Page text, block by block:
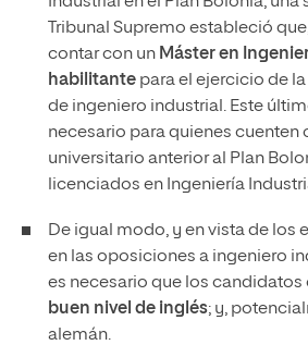
Tribunal Supremo estableció
contar con un Máster en
habilitante para el ejercicio de
de ingeniero industrial. Este
necesario para quienes cuenten
universitario anterior al Plan
licenciados en Ingeniería
De igual modo, y en vista de los
en las oposiciones a ingeniero
es necesario que los candidatos
buen nivel de inglés; y,
alemán.